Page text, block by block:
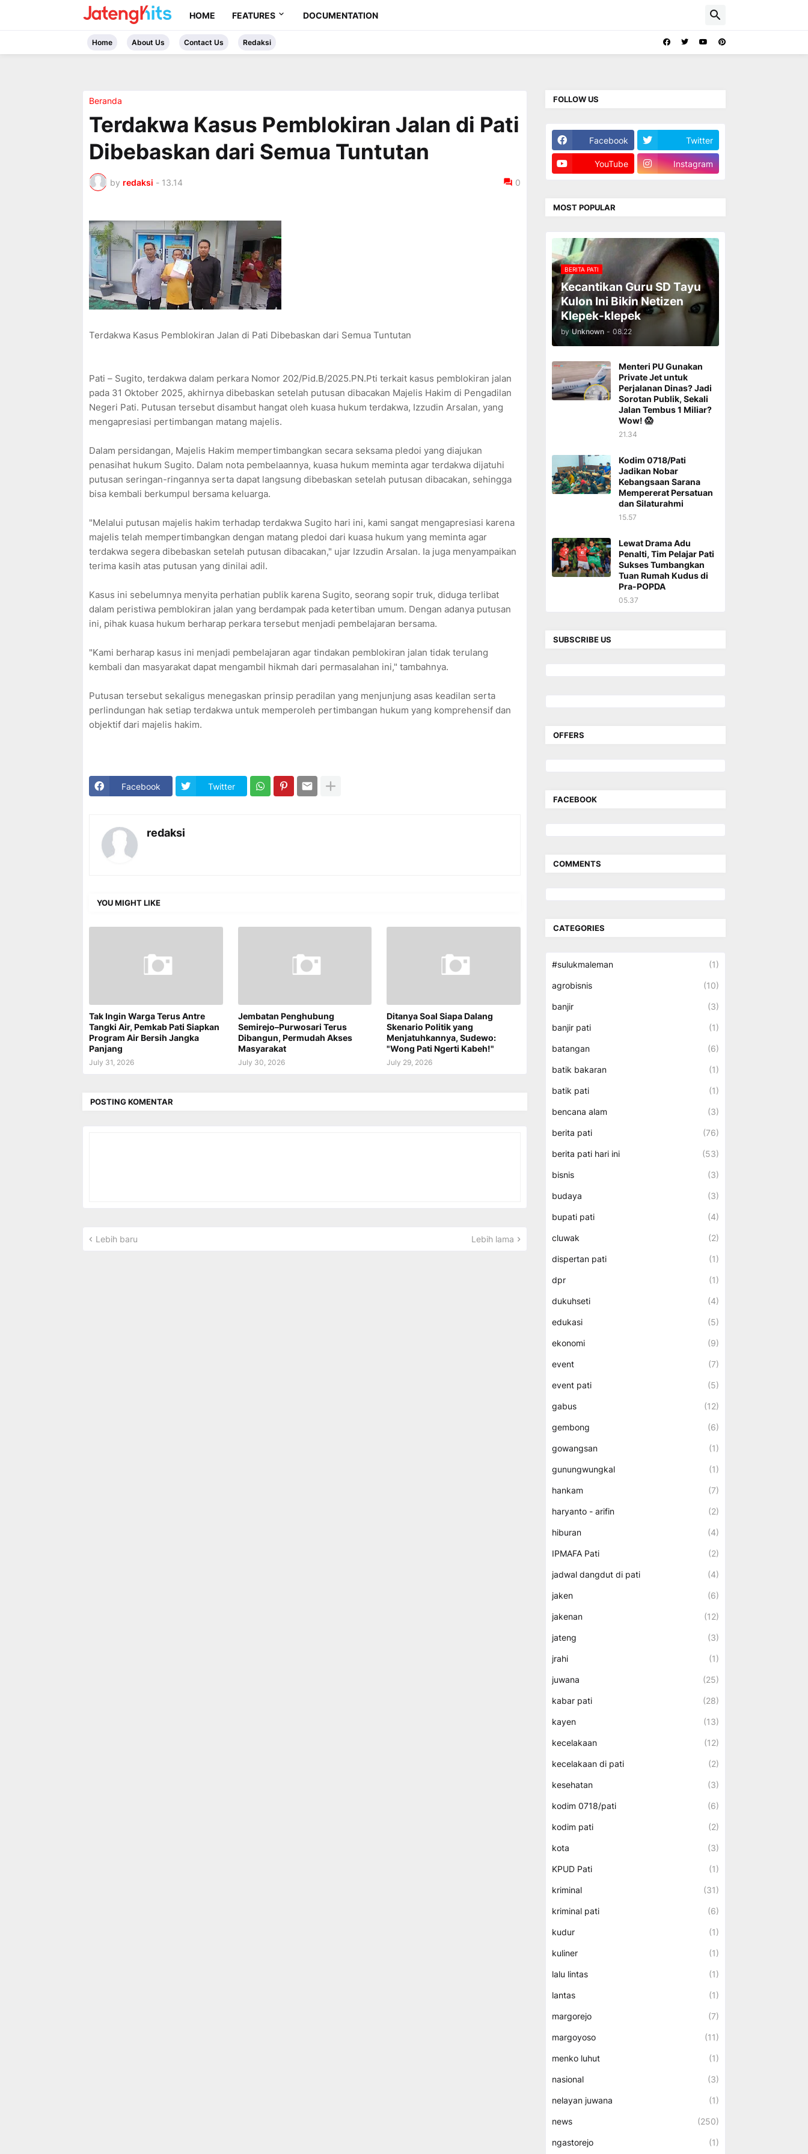
HOME FEATURES DOCUMENTATION
Home About Us Contact Us Redaksi
Beranda
Terdakwa Kasus Pemblokiran Jalan di Pati
Dibebaskan dari Semua Tuntutan
by redaksi - 13.14 0
Terdakwa Kasus Pemblokiran Jalan di Pati Dibebaskan dari Semua Tuntutan
Pati – Sugito, terdakwa dalam perkara Nomor 202/Pid.B/2025.PN.Pti terkait kasus pemblokiran jalan
pada 31 Oktober 2025, akhirnya dibebaskan setelah putusan dibacakan Majelis Hakim di Pengadilan
Negeri Pati. Putusan tersebut disambut hangat oleh kuasa hukum terdakwa, Izzudin Arsalan, yang
mengapresiasi pertimbangan matang majelis.
Dalam persidangan, Majelis Hakim mempertimbangkan secara seksama pledoi yang diajukan
penasihat hukum Sugito. Dalam nota pembelaannya, kuasa hukum meminta agar terdakwa dijatuhi
putusan seringan-ringannya serta dapat langsung dibebaskan setelah putusan dibacakan, sehingga
bisa kembali berkumpul bersama keluarga.
"Melalui putusan majelis hakim terhadap terdakwa Sugito hari ini, kami sangat mengapresiasi karena
majelis telah mempertimbangkan dengan matang pledoi dari kuasa hukum yang meminta agar
terdakwa segera dibebaskan setelah putusan dibacakan," ujar Izzudin Arsalan. Ia juga menyampaikan
terima kasih atas putusan yang dinilai adil.
Kasus ini sebelumnya menyita perhatian publik karena Sugito, seorang sopir truk, diduga terlibat
dalam peristiwa pemblokiran jalan yang berdampak pada ketertiban umum. Dengan adanya putusan
ini, pihak kuasa hukum berharap perkara tersebut menjadi pembelajaran bersama.
"Kami berharap kasus ini menjadi pembelajaran agar tindakan pemblokiran jalan tidak terulang
kembali dan masyarakat dapat mengambil hikmah dari permasalahan ini," tambahnya.
Putusan tersebut sekaligus menegaskan prinsip peradilan yang menjunjung asas keadilan serta
perlindungan hak setiap terdakwa untuk memperoleh pertimbangan hukum yang komprehensif dan
objektif dari majelis hakim.
Facebook Twitter
redaksi
YOU MIGHT LIKE
Tak Ingin Warga Terus Antre
Tangki Air, Pemkab Pati Siapkan
Program Air Bersih Jangka
Panjang
July 31, 2026
Jembatan Penghubung
Semirejo–Purwosari Terus
Dibangun, Permudah Akses
Masyarakat
July 30, 2026
Ditanya Soal Siapa Dalang
Skenario Politik yang
Menjatuhkannya, Sudewo:
"Wong Pati Ngerti Kabeh!"
July 29, 2026
POSTING KOMENTAR
Lebih baru Lebih lama
FOLLOW US
Facebook Twitter
YouTube Instagram
MOST POPULAR
BERITA PATI
Kecantikan Guru SD Tayu
Kulon Ini Bikin Netizen
Klepek-klepek
by Unknown - 08.22
Menteri PU Gunakan
Private Jet untuk
Perjalanan Dinas? Jadi
Sorotan Publik, Sekali
Jalan Tembus 1 Miliar?
Wow! 😱
21.34
Kodim 0718/Pati
Jadikan Nobar
Kebangsaan Sarana
Mempererat Persatuan
dan Silaturahmi
15.57
Lewat Drama Adu
Penalti, Tim Pelajar Pati
Sukses Tumbangkan
Tuan Rumah Kudus di
Pra-POPDA
05.37
SUBSCRIBE US
OFFERS
FACEBOOK
COMMENTS
CATEGORIES
#sulukmaleman (1)
agrobisnis (10)
banjir (3)
banjir pati (1)
batangan (6)
batik bakaran (1)
batik pati (1)
bencana alam (3)
berita pati (76)
berita pati hari ini (53)
bisnis (3)
budaya (3)
bupati pati (4)
cluwak (2)
dispertan pati (1)
dpr (1)
dukuhseti (4)
edukasi (5)
ekonomi (9)
event (7)
event pati (5)
gabus (12)
gembong (6)
gowangsan (1)
gunungwungkal (1)
hankam (7)
haryanto - arifin (2)
hiburan (4)
IPMAFA Pati (2)
jadwal dangdut di pati (4)
jaken (6)
jakenan (12)
jateng (3)
jrahi (1)
juwana (25)
kabar pati (28)
kayen (13)
kecelakaan (12)
kecelakaan di pati (2)
kesehatan (3)
kodim 0718/pati (6)
kodim pati (2)
kota (3)
KPUD Pati (1)
kriminal (31)
kriminal pati (6)
kudur (1)
kuliner (1)
lalu lintas (1)
lantas (1)
margorejo (7)
margoyoso (11)
menko luhut (1)
nasional (3)
nelayan juwana (1)
news (250)
ngastorejo (1)